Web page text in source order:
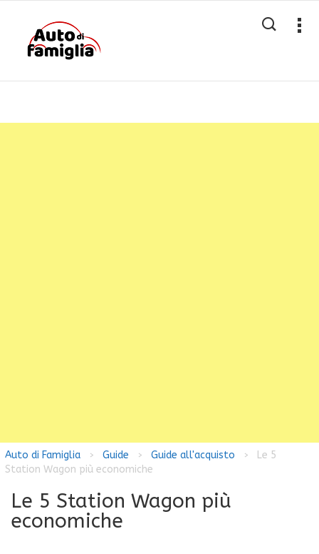
Auto di Famiglia > Guide > Guide all'acquisto >
Le 5
Station Wagon più economiche
Le 5 Station Wagon più
economiche